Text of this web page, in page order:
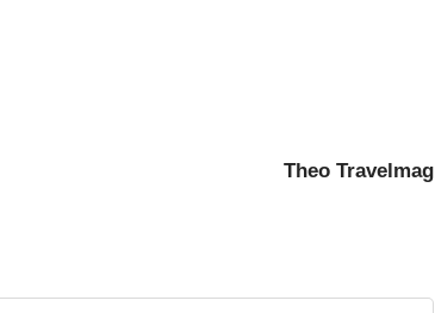
Theo Travelmag